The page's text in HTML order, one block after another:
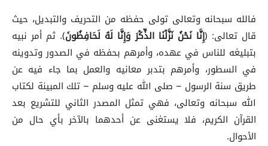
فالله سبحانه وتعالى تولى حفظه من التحريف والتبديل، حيث
قال تعالى: ﴿إِنَّا نَحْنُ نَزَّلْنَا الذِّكْرَ وَإِنَّا لَهُ لَحَافِظُونَ﴾. ثم أمر نبيه
بتبليغه للناس في عهده، وأمرهم بحفظه في الصدور وتدوينه
في السطور، وأمرهم بتدبر معانيه والعمل بما جاء فيه عن
طريق سنة الرسول – صلى الله عليه وسلم – تلك المبينة لكتاب
الله سبحانه وتعالى، فهي تمثل المصدر الثاني للتشريع بعد
القرآن الكريم، فلا يستغنى عن أحدهما بالآخر بأي حال من
الأحوال.